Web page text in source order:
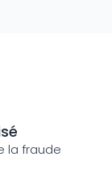
la fraude